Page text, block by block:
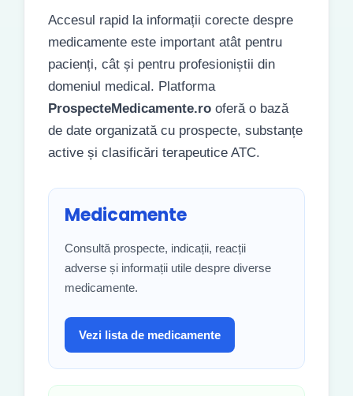
Accesul rapid la informații corecte despre
medicamente este important atât pentru
pacienți, cât și pentru profesioniștii din
domeniul medical. Platforma
ProspecteMedicamente.ro oferă o bază
de date organizată cu prospecte, substanțe
active și clasificări terapeutice ATC.
Medicamente
Consultă prospecte, indicații, reacții
adverse și informații utile despre diverse
medicamente.
Vezi lista de medicamente